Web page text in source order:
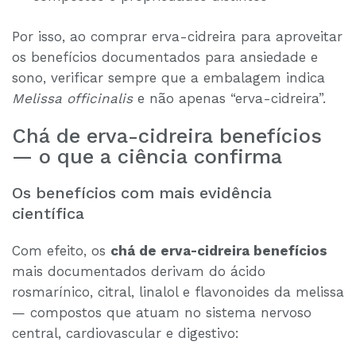
Por isso, ao comprar erva-cidreira para aproveitar
os benefícios documentados para ansiedade e
sono, verificar sempre que a embalagem indica
Melissa officinalise não apenas “erva-cidreira”.
Chá de erva-cidreira benefícios
— o que a ciência confirma
Os benefícios com mais evidência
científica
Com efeito, os chá de erva-cidreira benefícios
mais documentados derivam do ácido
rosmarínico, citral, linalol e flavonoides da melissa
— compostos que atuam no sistema nervoso
central, cardiovascular e digestivo: